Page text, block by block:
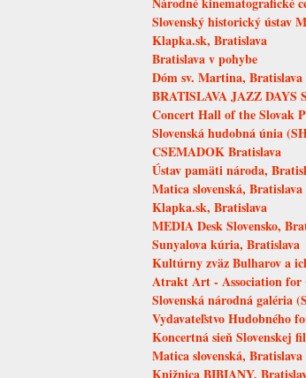
Slovenský historický ústav
Klapka.sk, Bratislava
Bratislava v pohybe
Dóm sv. Martina, Bratislava
BRATISLAVA JAZZ DAYS
Concert Hall of the Slovak
Slovenská hudobná únia
CSEMADOK Bratislava
Ústav pamäti národa,
Matica slovenská, Bratislava
Klapka.sk, Bratislava
MEDIA Desk Slovensko,
Sunyalova kúria, Bratislava
Kultúrny zväz Bulharov a
Atrakt Art - Association
Slovenská národná galéria
Vydavateľstvo Hudobného
Koncertná sieň Slovenskej
Matica slovenská, Bratislava
Knižnica BIBIANY,